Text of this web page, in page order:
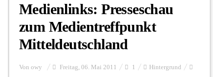
Medienlinks: Presseschau
zum Medientreffpunkt
Mitteldeutschland
Von owy Freitag, 06. Mai 2011 1 Hintergrund